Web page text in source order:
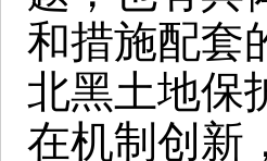
和措施配套
北黑土地保
在机制创新